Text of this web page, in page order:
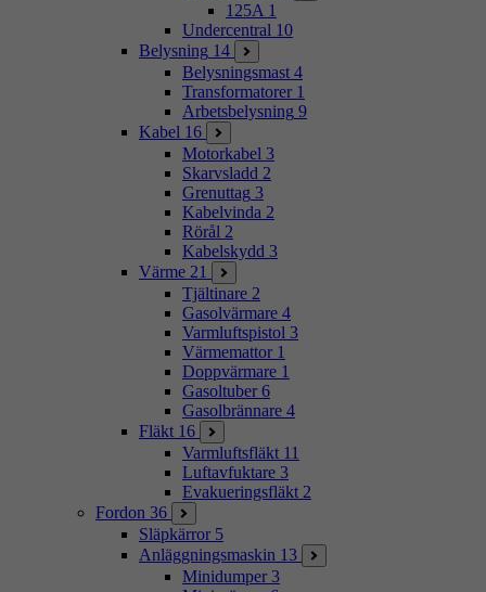
125A 1
Undercentral 10
Belysning 14
Belysningsmast 4
Transformatorer 1
Arbetsbelysning 9
Kabel 16
Motorkabel 3
Skarvsladd 2
Grenuttag 3
Kabelvinda 2
Rörål 2
Kabelskydd 3
Värme 21
Tjältinare 2
Gasolvärmare 4
Varmluftspistol 3
Värmemattor 1
Doppvärmare 1
Gasoltuber 6
Gasolbrännare 4
Fläkt 16
Varmluftsfläkt 11
Luftavfuktare 3
Evakueringsfläkt 2
Fordon 36
Släpkärror 5
Anläggningsmaskin 13
Minidumper 3